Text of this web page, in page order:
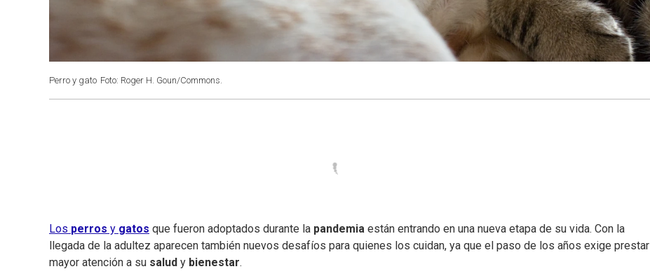
Perro y gato Foto: Roger H. Goun/Commons.
Los perros y gatos que fueron adoptados durante la pandemia están entrando en una nueva etapa de su vida. Con la
llegada de la adultez aparecen también nuevos desafíos para quienes los cuidan, ya que el paso de los años exige prestar
mayor atención a su salud y bienestar.